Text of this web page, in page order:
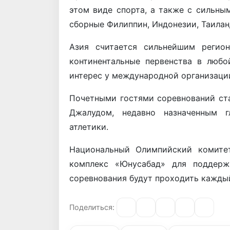
этом виде спорта, а также с
сборные Филиппин, Индонезии,
Азия считается сильнейшим
континентальные первенства в
интерес у международной
Почетными гостями соревнований
Джалудом, недавно назначенным
атлетики.
Национальный Олимпийский
комплекс «Юнусабад» для
соревнования будут проходить
Поделиться: